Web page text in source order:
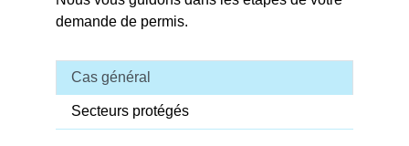
demande de permis.
Cas général
Secteurs protégés